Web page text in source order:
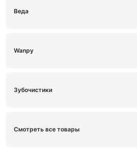
Веда
Wanpy
Зубочистики
Смотреть все товары